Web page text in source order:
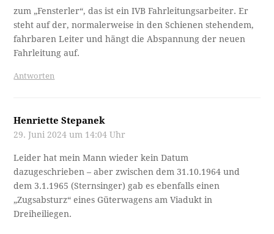
zum „Fensterler“, das ist ein IVB Fahrleitungsarbeiter. Er
steht auf der, normalerweise in den Schienen stehendem,
fahrbaren Leiter und hängt die Abspannung der neuen
Fahrleitung auf.
Antworten
Henriette Stepanek
29. Juni 2024 um 14:04 Uhr
Leider hat mein Mann wieder kein Datum
dazugeschrieben – aber zwischen dem 31.10.1964 und
dem 3.1.1965 (Sternsinger) gab es ebenfalls einen
„Zugsabsturz“ eines Güterwagens am Viadukt in
Dreiheiliegen.